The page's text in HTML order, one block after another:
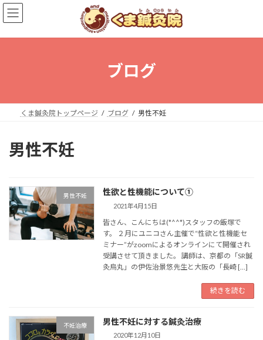
コ
ン
ン
ナ
ビ
ー
ブログ
くま鍼灸院トップページ ブログ 男性不妊
男性不妊
男性不妊 性欲と性機能について①
2021年4月15日
皆さん、こんにちは(*^^*)スタッフの飯塚で
す。 ２月にユニコさん主催で“性欲と性機能セ
ミナー”がzoomによるオンラインにて開催され
受講させて頂きました。 講師は、京都の「SR鍼
灸烏丸」の伊佐治景悠先生と大阪の「長崎 […]
続きを読む
不妊治療 男性不妊に対する鍼灸治療
2020年12月10日